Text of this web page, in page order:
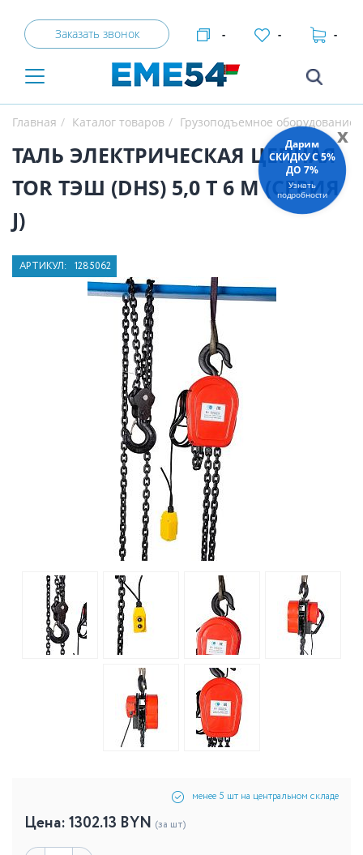
Заказать звонок - - -
Главная Каталог товаров Грузоподъемное оборудование
ТАЛЬ ЭЛЕКТРИЧЕСКАЯ ЦЕПНАЯ
TOR ТЭШ (DHS) 5,0 Т 6 М (СЕРИЯ
J)
АРТИКУЛ: 1285062
менее 5 шт на центральном складе
Цена:1302.13 BYN (за шт)
x
Дарим
СКИДКУ C 5%
ДО 7%
Узнать
подробности